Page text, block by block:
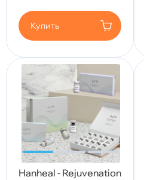
Купить
Hanheal - Rejuvenation